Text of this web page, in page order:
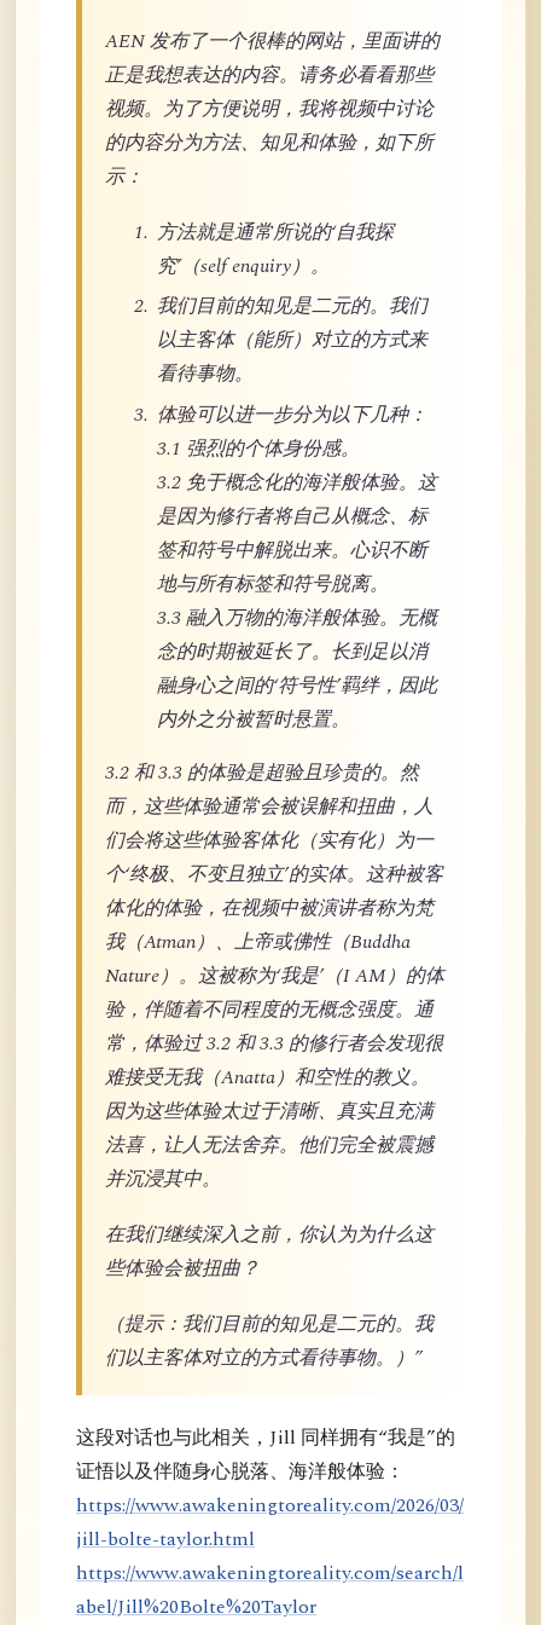
AEN 发布了一个很棒的网站，里面讲的
正是我想表达的内容。请务必看看那些
视频。为了方便说明，我将视频中讨论
的内容分为方法、知见和体验，如下所
示：
方法就是通常所说的‘自我探
究’（self enquiry）。
我们目前的知见是二元的。我们
以主客体（能所）对立的方式来
看待事物。
体验可以进一步分为以下几种：
3.1 强烈的个体身份感。
3.2 免于概念化的海洋般体验。这
是因为修行者将自己从概念、标
签和符号中解脱出来。心识不断
地与所有标签和符号脱离。
3.3 融入万物的海洋般体验。无概
念的时期被延长了。长到足以消
融身心之间的‘符号性’羁绊，因此
内外之分被暂时悬置。
3.2 和 3.3 的体验是超验且珍贵的。然
而，这些体验通常会被误解和扭曲，人
们会将这些体验客体化（实有化）为一
个‘终极、不变且独立’的实体。这种被客
体化的体验，在视频中被演讲者称为梵
我（Atman）、上帝或佛性（Buddha
Nature）。这被称为‘我是’（I AM）的体
验，伴随着不同程度的无概念强度。通
常，体验过 3.2 和 3.3 的修行者会发现很
难接受无我（Anatta）和空性的教义。
因为这些体验太过于清晰、真实且充满
法喜，让人无法舍弃。他们完全被震撼
并沉浸其中。
在我们继续深入之前，你认为为什么这
些体验会被扭曲？
（提示：我们目前的知见是二元的。我
们以主客体对立的方式看待事物。）”
这段对话也与此相关，Jill 同样拥有“我是”的
证悟以及伴随身心脱落、海洋般体验：
https://www.awakeningtoreality.com/2026/03/
jill-bolte-taylor.html
https://www.awakeningtoreality.com/search/l
abel/Jill%20Bolte%20Taylor